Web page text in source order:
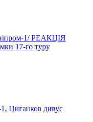
1/ РЕАКЦІЯ
17-го туру
Циганков дивує